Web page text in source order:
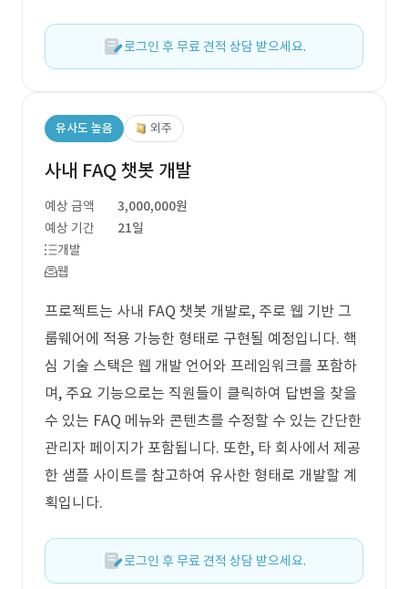
로그인 후 무료 견적 상담 받으세요.
유사도 높음 외주
사내 FAQ 챗봇 개발
예상 금액
3,000,000원
예상 기간
21일
개발
웹
프로젝트는 사내 FAQ 챗봇 개발로, 주로 웹 기반 그
룹웨어에 적용 가능한 형태로 구현될 예정입니다. 핵
심 기술 스택은 웹 개발 언어와 프레임워크를 포함하
며, 주요 기능으로는 직원들이 클릭하여 답변을 찾을
수 있는 FAQ 메뉴와 콘텐츠를 수정할 수 있는 간단한
관리자 페이지가 포함됩니다. 또한, 타 회사에서 제공
한 샘플 사이트를 참고하여 유사한 형태로 개발할 계
획입니다.
로그인 후 무료 견적 상담 받으세요.